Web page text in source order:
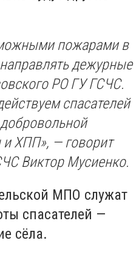
пожарами в
дежурные
РО ГУ ГСЧС.
спасателей
ХПП», — говорит
Виктор Мусиенко.
МПО служат
спасателей —
сёла.